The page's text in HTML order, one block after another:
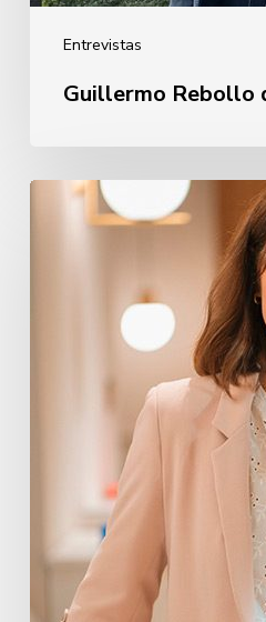
Entrevistas
Guillermo Rebollo
Oihane
Eguiguren